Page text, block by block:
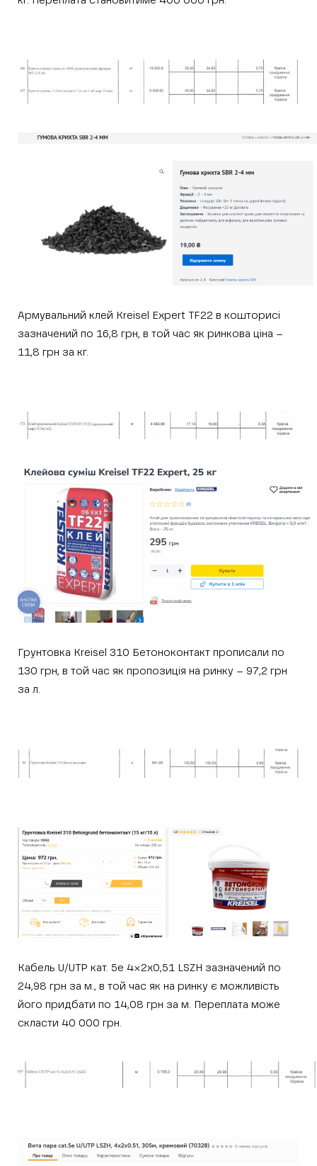
Армувальний клей Kreisel Expert TF22 в кошторисі
зазначений по 16,8 грн, в той час як ринкова ціна –
11,8 грн за кг.
Грунтовка Kreisel 310 Бетоноконтакт прописали по
130 грн, в той час як пропозиція на ринку – 97,2 грн
за л.
Кабель U/UTP кат. 5e 4×2х0,51 LSZH зазначений по
24,98 грн за м., в той час як на ринку є можливість
його придбати по 14,08 грн за м. Переплата може
скласти 40 000 грн.